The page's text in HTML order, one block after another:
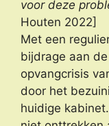
voor deze
Houten 2022]
Met een
bijdrage aan
opvangcrisis
door het
huidige